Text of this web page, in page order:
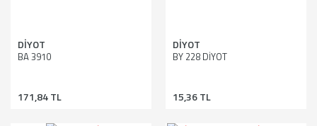
DİYOT
BA 3910
171,84 TL
DİYOT
BY 228 DİYOT
15,36 TL